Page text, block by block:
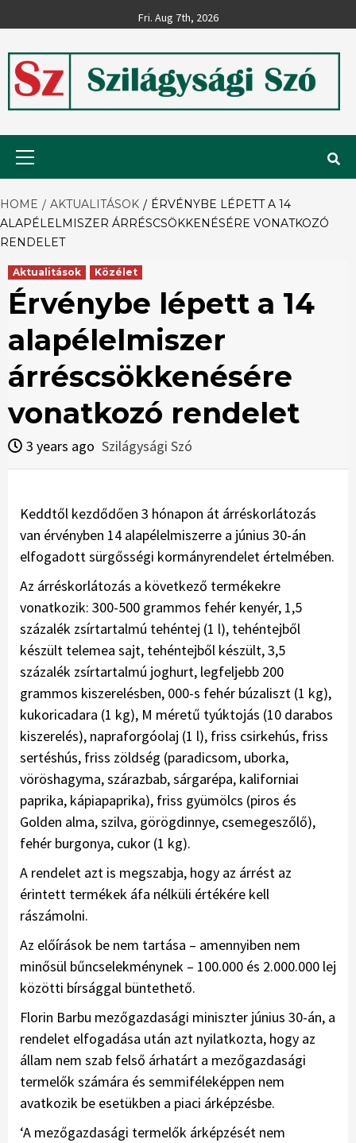
to
Fri. Aug 7th, 2026
Szilágysági
Szó
HOME AKTUALITÁSOK
ÉRVÉNYBE LÉPETT A 14
ALAPÉLELMISZER ÁRRÉSCSÖKKENÉSÉRE VONATKOZÓ
RENDELET
Aktualitások Közélet
Érvénybe lépett a 14
alapélelmiszer
árréscsökkenésére
vonatkozó rendelet
3 years ago Szilágysági Szó
Keddtől kezdődően 3 hónapon át árréskorlátozás
van érvényben 14 alapélelmiszerre a június 30-án
elfogadott sürgősségi kormányrendelet értelmében.
Az árréskorlátozás a következő termékekre
vonatkozik: 300-500 grammos fehér kenyér, 1,5
százalék zsírtartalmú tehéntej (1 l), tehéntejből
készült telemea sajt, tehéntejből készült, 3,5
százalék zsírtartalmú joghurt, legfeljebb 200
grammos kiszerelésben, 000-s fehér búzaliszt (1 kg),
kukoricadara (1 kg), M méretű tyúktojás (10 darabos
kiszerelés), napraforgóolaj (1 l), friss csirkehús, friss
sertéshús, friss zöldség (paradicsom, uborka,
vöröshagyma, szárazbab, sárgarépa, kaliforniai
paprika, kápiapaprika), friss gyümölcs (piros és
Golden alma, szilva, görögdinnye, csemegeszőlő),
fehér burgonya, cukor (1 kg).
A rendelet azt is megszabja, hogy az árrést az
érintett termékek áfa nélküli értékére kell
rászámolni.
Az előírások be nem tartása – amennyiben nem
minősül bűncselekménynek – 100.000 és 2.000.000 lej
közötti bírsággal büntethető.
Florin Barbu mezőgazdasági miniszter június 30-án, a
rendelet elfogadása után azt nyilatkozta, hogy az
állam nem szab felső árhatárt a mezőgazdasági
termelők számára és semmiféleképpen nem
avatkozik be esetükben a piaci árképzésbe.
‘A mezőgazdasági termelők árképzését nem